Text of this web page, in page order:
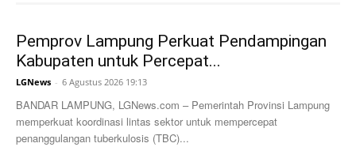
Pemprov Lampung Perkuat Pendampingan
Kabupaten untuk Percepat...
LGNews - 6 Agustus 2026 19:13
BANDAR LAMPUNG, LGNews.com – Pemerintah Provinsi Lampung
memperkuat koordinasi lintas sektor untuk mempercepat
penanggulangan tuberkulosis (TBC)...